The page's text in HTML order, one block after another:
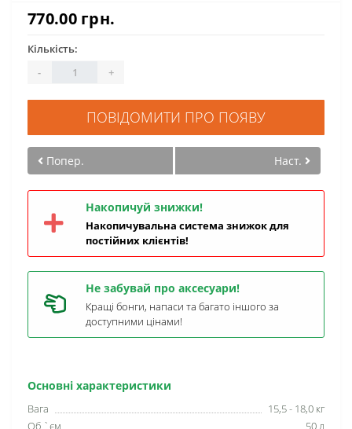
Основні характеристики
Вага
15,5 - 18,0 кг
Об `єм
50 л
770.00 грн.
Кількість:
-
+
ПОВІДОМИТИ ПРО ПОЯВУ
Попер. Наст.
Накопичуй знижки!
Накопичувальна система знижок для
постійних клієнтів!
Не забувай про аксесуари!
Кращі бонги, напаси та багато іншого за
доступними цінами!